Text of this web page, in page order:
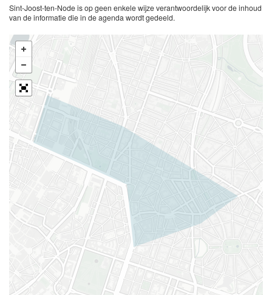
Sint-Joost-ten-Node is op geen enkele wijze verantwoordelijk voor de inhoud
van de informatie die in de agenda wordt gedeeld.